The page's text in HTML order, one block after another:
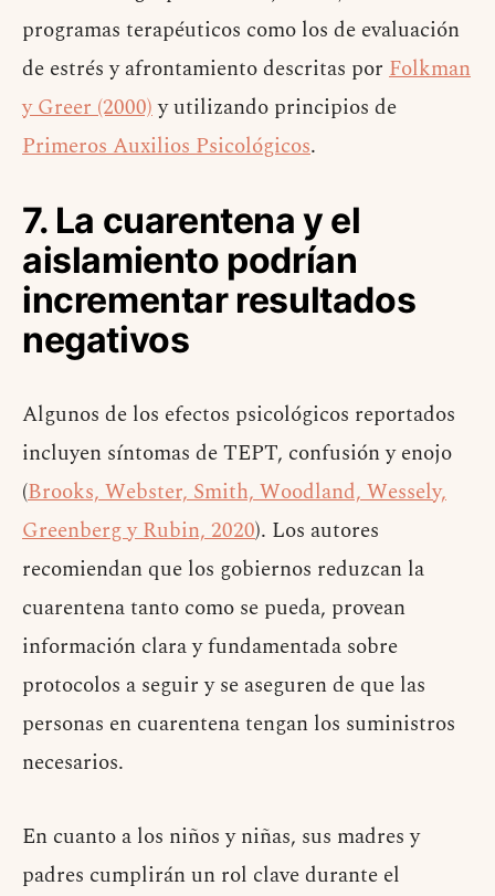
programas terapéuticos como los de evaluación
de estrés y afrontamiento descritas por Folkman
y Greer (2000)y utilizando principios de
Primeros Auxilios Psicológicos.
7. La cuarentena y el
aislamiento podrían
incrementar resultados
negativos
Algunos de los efectos psicológicos reportados
incluyen síntomas de TEPT, confusión y enojo
(Brooks, Webster, Smith, Woodland, Wessely,
Greenberg y Rubin, 2020). Los autores
recomiendan que los gobiernos reduzcan la
cuarentena tanto como se pueda, provean
información clara y fundamentada sobre
protocolos a seguir y se aseguren de que las
personas en cuarentena tengan los suministros
necesarios.
En cuanto a los niños y niñas, sus madres y
padres cumplirán un rol clave durante el